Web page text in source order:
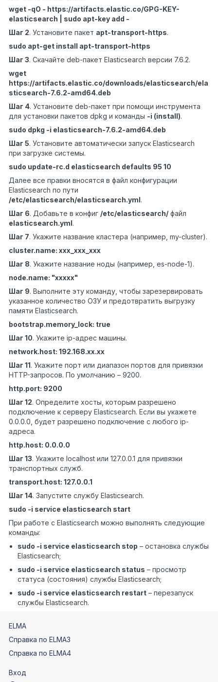
wget -qO - https://artifacts.elastic.co/GPG-KEY-
elasticsearch | sudo apt-key add -
Шаг 2. Установите пакет apt-transport-https.
sudo apt-get install apt-transport-https
Шаг 3. Скачайте deb-пакет Elasticsearch версии 7.6.2.
wget
https://artifacts.elastic.co/downloads/elasticsearch/ela
sticsearch-7.6.2-amd64.deb
Шаг 4. Установите deb-пакет при помощи инструмента
для установки пакетов dpkg и команды -i (install).
sudo dpkg -i elasticsearch-7.6.2-amd64.deb
Шаг 5. Установите автоматически запуск Elasticsearch
при загрузке системы.
sudo update-rc.d elasticsearch defaults 95 10
Далее все правки вносятся в файл конфигурации
Elasticsearch по пути
/etc/elasticsearch/elasticsearch.yml.
Шаг 6. Добавьте в конфиг /etc/elasticsearch/ файл
elasticsearch.yml.
Шаг 7. Укажите название кластера (например, my-cluster).
cluster.name: xxx_xxx_xxx
Шаг 8. Укажите название ноды (например, es-node-1).
node.name: "xxxxx"
Шаг 9. Выполните эту команду, чтобы зарезервировать
указанное количество ОЗУ и предотвратить выгрузку
памяти Elasticsearch.
bootstrap.memory_lock: true
Шаг 10. Укажите ip-адрес машины.
network.host: 192.168.xx.xx
Шаг 11. Укажите порт или диапазон портов для привязки
HTTP-запросов. По умолчанию – 9200.
http.port: 9200
Шаг 12. Определите хосты, которым разрешено
подключение к серверу Elasticsearch. Если вы укажете
0.0.0.0, будет разрешено подключение с любого ip-
адреса.
http.host: 0.0.0.0
Шаг 13. Укажите localhost или 127.0.0.1 для привязки
транспортных служб.
transport.host: 127.0.0.1
Шаг 14. Запустите службу Elasticsearch.
sudo -i service elasticsearch start
При работе с Elasticsearch можно выполнять следующие
команды:
sudo -i service elasticsearch stop – остановка службы
Elasticsearch;
sudo -i service elasticsearch status – просмотр
статуса (состояния) службы Elasticsearch;
sudo -i service elasticsearch restart – перезапуск
службы Elasticsearch.
ELMA
Справка по ELMA3
Справка по ELMA4
Вход